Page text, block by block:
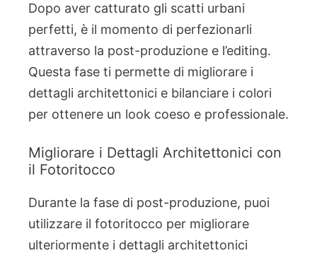
Dopo aver catturato gli scatti urbani
perfetti, è il momento di perfezionarli
attraverso la post-produzione e l’editing.
Questa fase ti permette di migliorare i
dettagli architettonici e bilanciare i colori
per ottenere un look coeso e professionale.
Migliorare i Dettagli Architettonici con
il Fotoritocco
Durante la fase di post-produzione, puoi
utilizzare il fotoritocco per migliorare
ulteriormente i dettagli architettonici